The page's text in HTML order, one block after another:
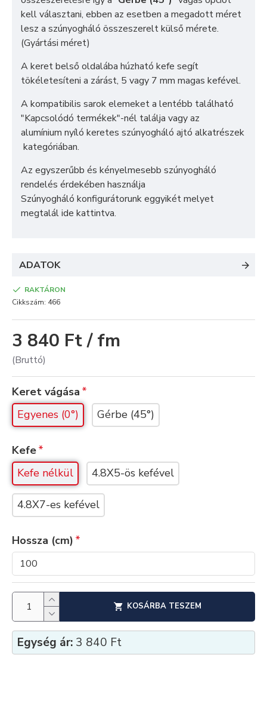
kell választani, ebben az esetben a megadott méret
lesz a szúnyogháló összeszerelt külső mérete.
(Gyártási méret)
A keret belső oldalába húzható kefe segít
tökéletesíteni a zárást, 5 vagy 7 mm magas kefével.
A kompatibilis sarok elemeket a lentébb található
"Kapcsolódó termékek"-nél találja vagy az
alumínium nyíló keretes szúnyogháló ajtó alkatrészek
kategóriában.
Az egyszerűbb és kényelmesebb szúnyogháló
rendelés érdekében használja
Szúnyogháló konfigurátorunkeggyikét melyet
megtalálide kattintva.
ADATOK
3 840 Ft / fm
(Bruttó)
RAKTÁRON
Cikkszám: 466
Keret vágása
Egyenes (0°)
Gérbe (45°)
Kefe
Kefe nélkül
4.8X5-ös kefével
4.8X7-es kefével
Hossza (cm)
KOSÁRBA TESZEM
Egység ár: 3 840 Ft